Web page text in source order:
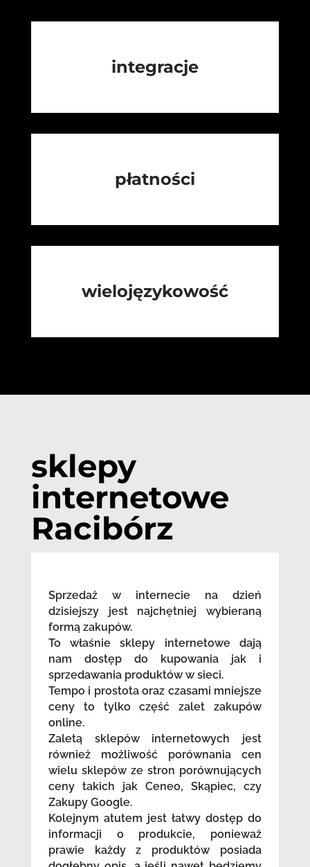
integracje
płatności
wielojęzykowość
sklepy
internetowe
Racibórz
Sprzedaż w internecie na dzień
dzisiejszy jest najchętniej wybieraną
formą zakupów.
To właśnie sklepy internetowe dają
nam dostęp do kupowania jak i
sprzedawania produktów w sieci.
Tempo i prostota oraz czasami mniejsze
ceny to tylko część zalet zakupów
online.
Zaletą sklepów internetowych jest
również możliwość porównania cen
wielu sklepów ze stron porównujących
ceny takich jak Ceneo, Skąpiec, czy
Zakupy Google.
Kolejnym atutem jest łatwy dostęp do
informacji o produkcie, ponieważ
prawie każdy z produktów posiada